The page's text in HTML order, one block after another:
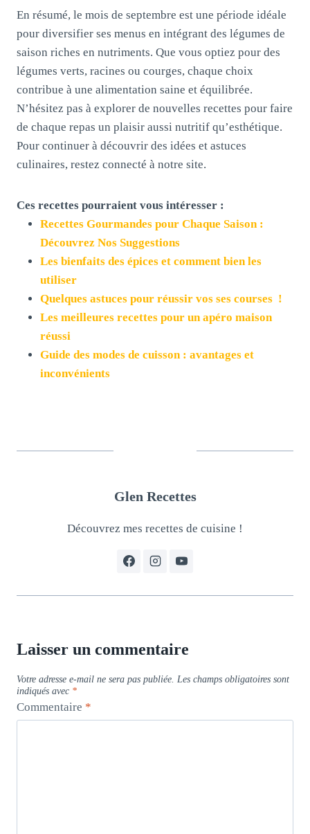
En résumé, le mois de septembre est une période idéale
pour diversifier ses menus en intégrant des légumes de
saison riches en nutriments. Que vous optiez pour des
légumes verts, racines ou courges, chaque choix
contribue à une alimentation saine et équilibrée.
N’hésitez pas à explorer de nouvelles recettes pour faire
de chaque repas un plaisir aussi nutritif qu’esthétique.
Pour continuer à découvrir des idées et astuces
culinaires, restez connecté à notre site.
Ces recettes pourraient vous intéresser :
Recettes Gourmandes pour Chaque Saison :
Découvrez Nos Suggestions
Les bienfaits des épices et comment bien les
utiliser
Quelques astuces pour réussir vos ses courses !
Les meilleures recettes pour un apéro maison
réussi
Guide des modes de cuisson : avantages et
inconvénients
Glen Recettes
Découvrez mes recettes de cuisine !
Laisser un commentaire
Votre adresse e-mail ne sera pas publiée. Les champs obligatoires sont
indiqués avec *
Commentaire *